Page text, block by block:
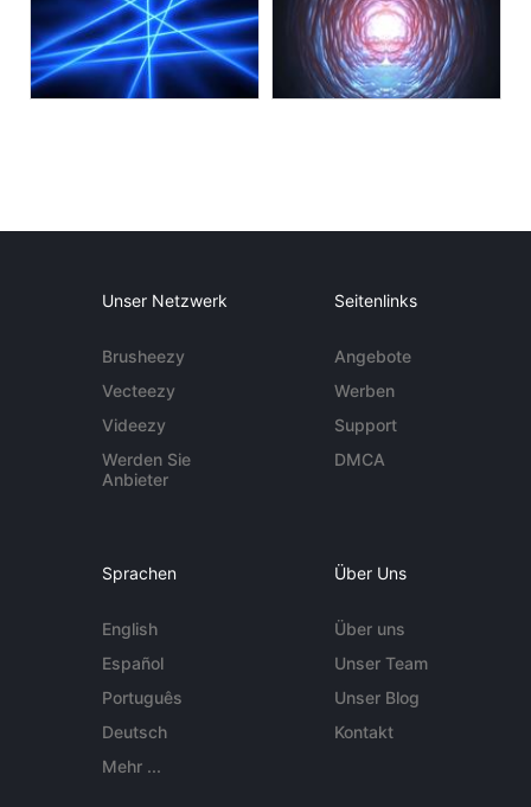
Unser Netzwerk
Brusheezy
Vecteezy
Videezy
Werden Sie
Anbieter
Seitenlinks
Angebote
Werben
Support
DMCA
Sprachen
English
Español
Português
Deutsch
Mehr ...
Über Uns
Über uns
Unser Team
Unser Blog
Kontakt